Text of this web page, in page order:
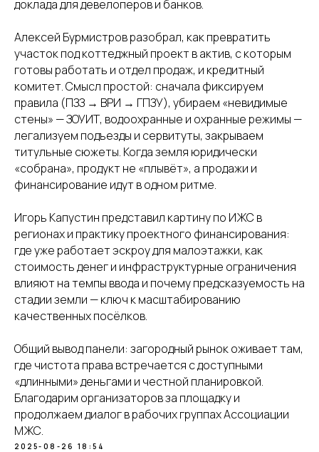
доклада для девелоперов и банков.
Алексей Бурмистров разобрал, как превратить
участок под коттеджный проект в актив, с которым
готовы работать и отдел продаж, и кредитный
комитет. Смысл простой: сначала фиксируем
правила (ПЗЗ → ВРИ → ГПЗУ), убираем «невидимые
стены» — ЗОУИТ, водоохранные и охранные режимы —
легализуем подъезды и сервитуты, закрываем
титульные сюжеты. Когда земля юридически
«собрана», продукт не «плывёт», а продажи и
финансирование идут в одном ритме.
Игорь Капустин представил картину по ИЖС в
регионах и практику проектного финансирования:
где уже работает эскроу для малоэтажки, как
стоимость денег и инфраструктурные ограничения
влияют на темпы ввода и почему предсказуемость на
стадии земли — ключ к масштабированию
качественных посёлков.
Общий вывод панели: загородный рынок оживает там,
где чистота права встречается с доступными
«длинными» деньгами и честной планировкой.
Благодарим организаторов за площадку и
продолжаем диалог в рабочих группах Ассоциации
МЖС.
2025-08-26 18:54
Заявки, обращения
и предложения пишите нам
на электронную почту
association-mzhs@yandex.com
+7 (495) 414-40-41
+7 (999) 592-79-27